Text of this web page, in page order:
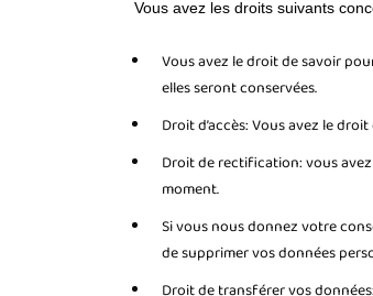
Vous avez les droits suivants
Vous avez le droit de savoir
elles seront conservées.
Droit d’accès: Vous avez le
Droit de rectification: vous
moment.
Si vous nous donnez votre
de supprimer vos données
Droit de transférer vos